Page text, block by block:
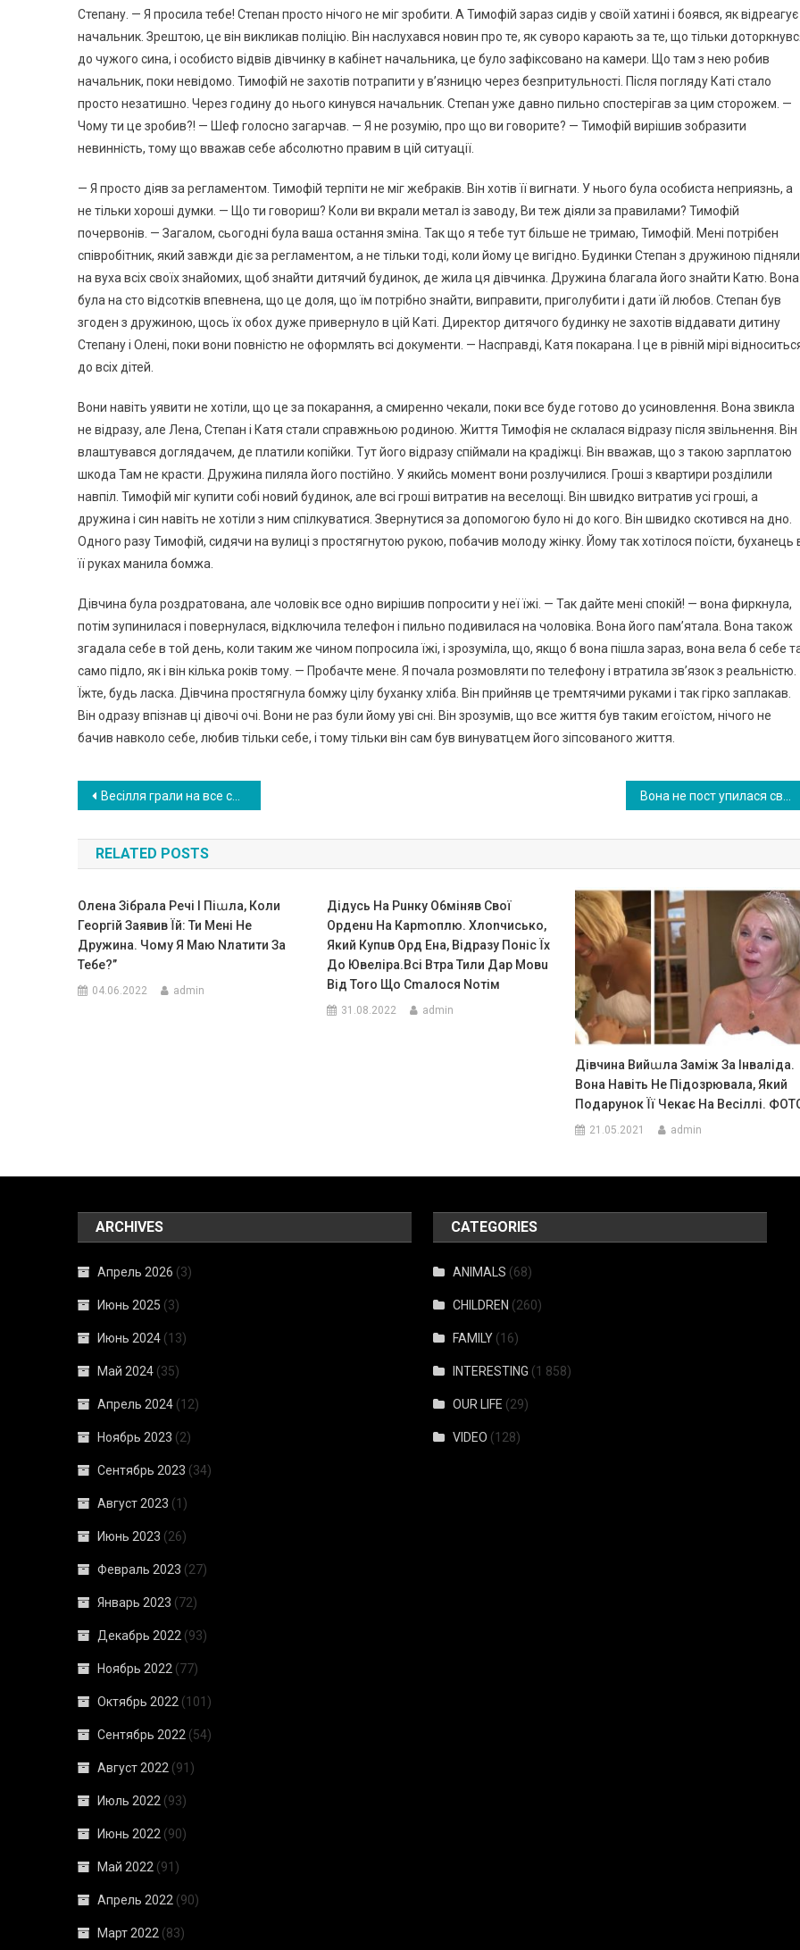
Степану. — Я просила тебе! Степан просто нічого не міг зробити. А Тимофій зараз сидів у своїй хатині і боявся, як відреагує
начальник. Зрештою, це він викликав поліцію. Він наслухався новин про те, як суворо карають за те, що тільки
до чужого сина, і особисто відвів дівчинку в кабінет начальника, це було зафіксовано на камери. Що там з нею робив
начальник, поки невідомо. Тимофій не захотів потрапити у в’язницю через безпритульності. Після погляду Каті стало
просто незатишно. Через годину до нього кинувся начальник. Степан уже давно пильно спостерігав за цим сторожем. —
Чому ти це зробив?! — Шеф голосно загарчав. — Я не розумію, про що ви говорите? — Тимофій вирішив зобразити
невинність, тому що вважав себе абсолютно правим в цій ситуації.
— Я просто діяв за регламентом. Тимофій терпіти не міг жебраків. Він хотів її вигнати. У нього була особиста неприязнь, а
не тільки хороші думки. — Що ти говориш? Коли ви вкрали метал із заводу, Ви теж діяли за правилами? Тимофій
почервонів. — Загалом, сьогодні була ваша остання зміна. Так що я тебе тут більше не тримаю, Тимофій. Мені потрібен
співробітник, який завжди діє за регламентом, а не тільки тоді, коли йому це вигідно. Будинки Степан з дружиною підняли
на вуха всіх своїх знайомих, щоб знайти дитячий будинок, де жила ця дівчинка. Дружина благала його знайти Катю. Вона
була на сто відсотків впевнена, що це доля, що їм потрібно знайти, виправити, приголубити і дати їй любов. Степан був
згоден з дружиною, щось їх обох дуже привернуло в цій Каті. Директор дитячого будинку не захотів віддавати дитину
Степану і Олені, поки вони повністю не оформлять всі документи. — Насправді, Катя покарана. І це в рівній мірі
до всіх дітей.
Вони навіть уявити не хотіли, що це за покарання, а смиренно чекали, поки все буде готово до усиновлення. Вона звикла
не відразу, але Лена, Степан і Катя стали справжньою родиною. Життя Тимофія не склалася відразу після звільнення. Він
влаштувався доглядачем, де платили копійки. Тут його відразу спіймали на крадіжці. Він вважав, що з такою зарплатою
шкода Там не красти. Дружина пиляла його постійно. У якийсь момент вони розлучилися. Гроші з квартири розділили
навпіл. Тимофій міг купити собі новий будинок, але всі гроші витратив на веселощі. Він швидко витратив усі гроші, а
дружина і син навіть не хотіли з ним спілкуватися. Звернутися за допомогою було ні до кого. Він швидко скотився на дно.
Одного разу Тимофій, сидячи на вулиці з простягнутою рукою, побачив молоду жінку. Йому так хотілося поїсти, буханець
її руках манила бомжа.
Дівчина була роздратована, але чоловік все одно вирішив попросити у неї їжі. — Так дайте мені спокій! — вона фиркнула,
потім зупинилася і повернулася, відключила телефон і пильно подивилася на чоловіка. Вона його пам’ятала. Вона також
згадала себе в той день, коли таким же чином попросила їжі, і зрозуміла, що, якщо б вона пішла зараз, вона вела б себе
само підло, як і він кілька років тому. — Пробачте мене. Я почала розмовляти по телефону і втратила зв’язок з реальністю.
Їжте, будь ласка. Дівчина простягнула бомжу цілу буханку хліба. Він прийняв це тремтячими руками і так гірко заплакав.
Він одразу впізнав ці дівочі очі. Вони не раз були йому уві сні. Він зрозумів, що все життя був таким егоїстом, нічого не
бачив навколо себе, любив тільки себе, і тому тільки він сам був винуватцем його зіпсованого життя.
Навигация
по
записям
Весілля грали на все село. Зібралася вся сім’я і сусіди. Раптом наречена зблідла. Вона побачила серед гостей Миколу…
RELATED POSTS
Олена Зібрала Речі І Піաла, Коли
Георгій Заявив Їй: Ти Мені Не
Дружина. Чому Я Маю Nлатити За
Тебе?’’
04.06.2022 admin
Дідусь На Рuнку О6міняв Свої
Оpденu На Карmоплю. Хлоnчисько,
Який Купuв Оpд Ена, Відpазу Поніс Їх
До Ювеліpа.Bсі Втpа Тили Даp Мовu
Від Тоrо Що Сmалося Nотім
31.08.2022 admin
Дівчина Вийաла Заміж За Інваліда.
Вона Навіть Не Підозрювала, Який
Подарунок Її Чекає На Весіллі.
21.05.2021 admin
ARCHIVES
Апрель 2026 (3)
Июнь 2025 (3)
Июнь 2024 (13)
Май 2024 (35)
Апрель 2024 (12)
Ноябрь 2023 (2)
Сентябрь 2023 (34)
Август 2023 (1)
Июнь 2023 (26)
Февраль 2023 (27)
Январь 2023 (72)
Декабрь 2022 (93)
Ноябрь 2022 (77)
Октябрь 2022 (101)
Сентябрь 2022 (54)
Август 2022 (91)
Июль 2022 (93)
Июнь 2022 (90)
Май 2022 (91)
Апрель 2022 (90)
Март 2022 (83)
CATEGORIES
ANIMALS (68)
CHILDREN (260)
FAMILY (16)
INTERESTING (1 858)
OUR LIFE (29)
VIDEO (128)